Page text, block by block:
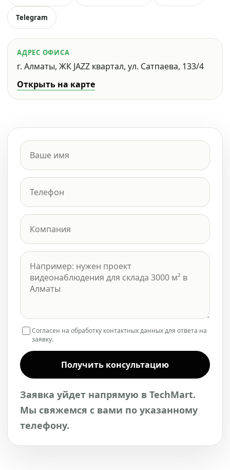
Telegram
АДРЕС ОФИСА
г. Алматы, ЖК JAZZ квартал, ул. Сатпаева, 133/4
Открыть на карте
Согласен на обработку контактных данных для ответа на
заявку.
Получить консультацию
Заявка уйдет напрямую в TechMart.
Мы свяжемся с вами по указанному
телефону.